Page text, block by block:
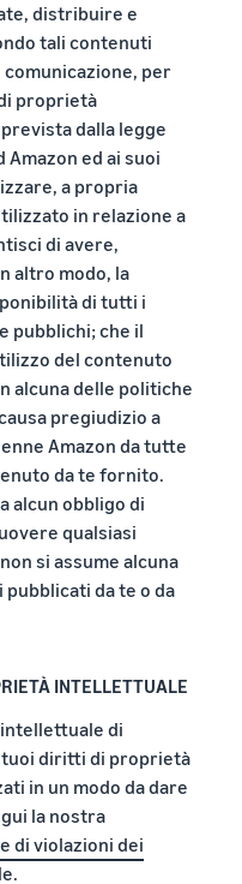
distribuire e
tali contenuti
per
proprietà
dalla legge
ed ai suoi
a propria
in relazione a
di avere,
altro modo, la
di tutti i
pubblichi; che il
del contenuto
alcuna delle politiche
pregiudizio a
Amazon da tutte
da te fornito.
alcun obbligo di
qualsiasi
si assume alcuna
da te o da
INTELLETTUALE
di
diritti di proprietà
in un modo da dare
la nostra
di violazioni dei
.